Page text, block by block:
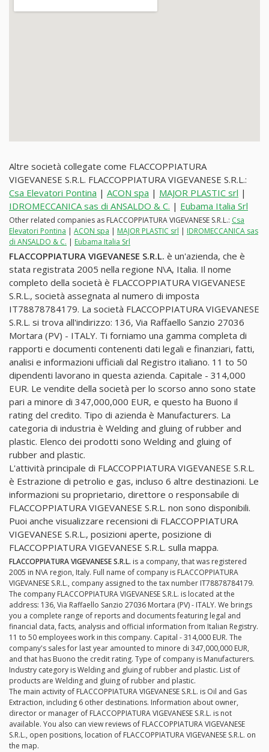
Altre società collegate come FLACCOPPIATURA
VIGEVANESE S.R.L. FLACCOPPIATURA VIGEVANESE S.R.L.:
Csa Elevatori Pontina | ACON spa | MAJOR PLASTIC srl |
IDROMECCANICA sas di ANSALDO & C. | Eubama Italia Srl
Other related companies as FLACCOPPIATURA VIGEVANESE S.R.L.: Csa
Elevatori Pontina | ACON spa | MAJOR PLASTIC srl | IDROMECCANICA sas
di ANSALDO & C. | Eubama Italia Srl
FLACCOPPIATURA VIGEVANESE S.R.L. è un'azienda, che è
stata registrata 2005 nella regione N\A, Italia. Il nome
completo della società è FLACCOPPIATURA VIGEVANESE
S.R.L., società assegnata al numero di imposta
IT78878784179. La società FLACCOPPIATURA VIGEVANESE
S.R.L. si trova all'indirizzo: 136, Via Raffaello Sanzio 27036
Mortara (PV) - ITALY. Ti forniamo una gamma completa di
rapporti e documenti contenenti dati legali e finanziari, fatti,
analisi e informazioni ufficiali dal Registro italiano. 11 to 50
dipendenti lavorano in questa azienda. Capitale - 314,000
EUR. Le vendite della società per lo scorso anno sono state
pari a minore di 347,000,000 EUR, e questo ha Buono il
rating del credito. Tipo di azienda è Manufacturers. La
categoria di industria è Welding and gluing of rubber and
plastic. Elenco dei prodotti sono Welding and gluing of
rubber and plastic.
L'attività principale di FLACCOPPIATURA VIGEVANESE S.R.L.
è Estrazione di petrolio e gas, incluso 6 altre destinazioni. Le
informazioni su proprietario, direttore o responsabile di
FLACCOPPIATURA VIGEVANESE S.R.L. non sono disponibili.
Puoi anche visualizzare recensioni di FLACCOPPIATURA
VIGEVANESE S.R.L., posizioni aperte, posizione di
FLACCOPPIATURA VIGEVANESE S.R.L. sulla mappa.
FLACCOPPIATURA VIGEVANESE S.R.L. is a company, that was registered
2005 in N\A region, Italy. Full name of company is FLACCOPPIATURA
VIGEVANESE S.R.L., company assigned to the tax number IT78878784179.
The company FLACCOPPIATURA VIGEVANESE S.R.L. is located at the
address: 136, Via Raffaello Sanzio 27036 Mortara (PV) - ITALY. We brings
you a complete range of reports and documents featuring legal and
financial data, facts, analysis and official information from Italian Registry.
11 to 50 employees work in this company. Capital - 314,000 EUR. The
company's sales for last year amounted to minore di 347,000,000 EUR,
and that has Buono the credit rating. Type of company is Manufacturers.
Industry category is Welding and gluing of rubber and plastic. List of
products are Welding and gluing of rubber and plastic.
The main activity of FLACCOPPIATURA VIGEVANESE S.R.L. is Oil and Gas
Extraction, including 6 other destinations. Information about owner,
director or manager of FLACCOPPIATURA VIGEVANESE S.R.L. is not
available. You also can view reviews of FLACCOPPIATURA VIGEVANESE
S.R.L., open positions, location of FLACCOPPIATURA VIGEVANESE S.R.L. on
the map.